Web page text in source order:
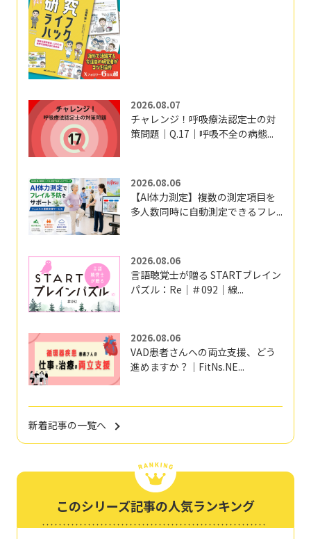
2026.08.07
チャレンジ！呼吸療法認定士の対
策問題｜Q.17｜呼吸不全の病態...
2026.08.06
【AI体力測定】複数の測定項目を
多人数同時に自動測定できるフレ...
2026.08.06
言語聴覚士が贈る STARTブレイン
パズル：Re｜＃092｜線...
2026.08.06
VAD患者さんへの両立支援、どう
進めますか？｜FitNs.NE...
新着記事の一覧へ
このシリーズ記事の人気ランキング